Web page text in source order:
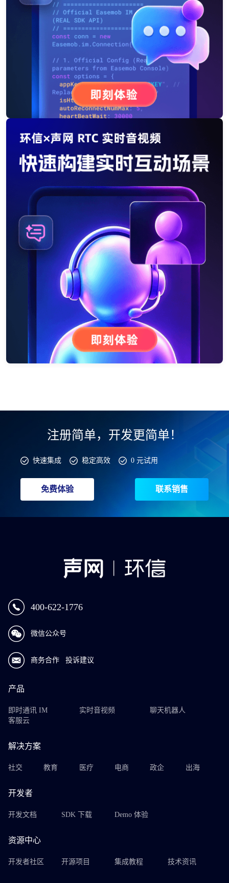
注册简单，开发更简单！
快速集成 稳定高效 0 元试用
免费体验 联系销售
400-622-1776
微信公众号
商务合作 投诉建议
产品
即时通讯 IM 实时音视频
聊天机器人
客服云
解决方案
社交 教育 医疗 电商 政企 出海
开发者
开发文档 SDK 下载 Demo 体验
资源中心
开发者社区 开源项目 集成教程 技术资讯